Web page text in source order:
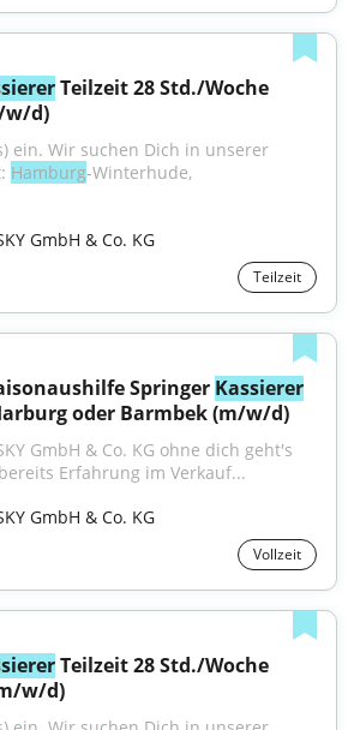
Teilzeit 28 Std./Woche
w/d)
ein. Wir suchen Dich in unserer
Hamburg-Winterhude,
GmbH & Co. KG
Teilzeit
Springer Kassierer
oder Barmbek (m/w/d)
GmbH & Co. KG ohne dich geht's
Erfahrung im Verkauf...
GmbH & Co. KG
Vollzeit
Teilzeit 28 Std./Woche
w/d)